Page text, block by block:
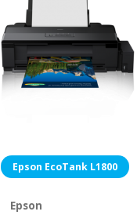
Epson EcoTank L1800
Epson